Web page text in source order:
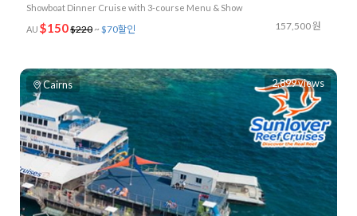
Showboat Dinner Cruise with 3-course Menu & Show
157,500 원
AU $150$220 ~ $70할인
Cairns 2,899 views